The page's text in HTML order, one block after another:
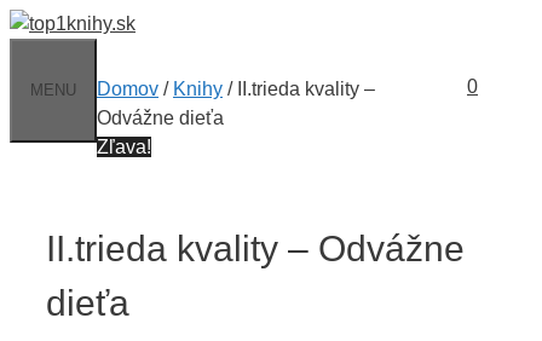
Preskočiť
obsah
0
MENU Domov / Knihy / II.trieda kvality –
Odvážne dieťa
Zľava!
II.trieda kvality – Odvážne
dieťa